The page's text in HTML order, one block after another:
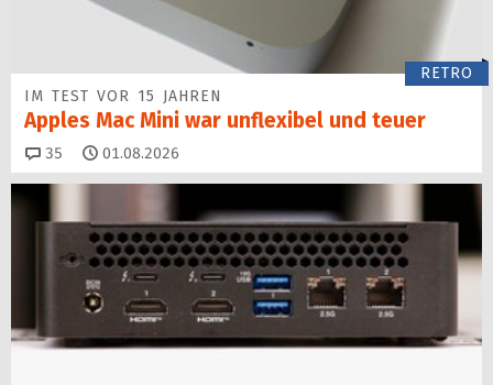
RETRO
IM TEST VOR 15 JAHREN
Apples Mac Mini war unflexibel und teuer
35 Kommentare
01.08.2026